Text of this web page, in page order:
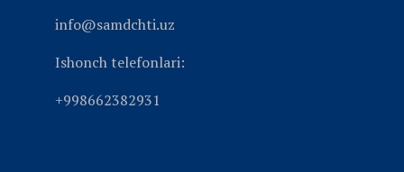
info@samdchti.uz
Ishonch telefonlari:
+998662382931